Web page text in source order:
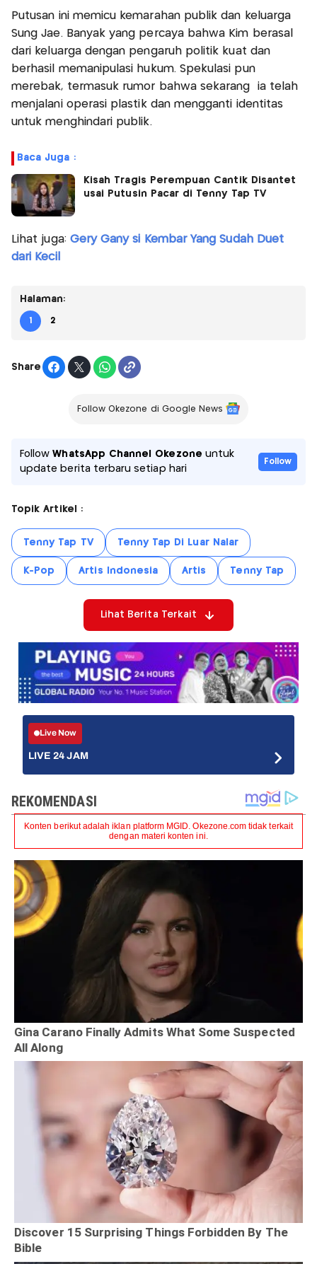
Putusan ini memicu kemarahan publik dan keluarga
Sung Jae. Banyak yang percaya bahwa Kim berasal
dari keluarga dengan pengaruh politik kuat dan
berhasil memanipulasi hukum. Spekulasi pun
merebak, termasuk rumor bahwa sekarang ia telah
menjalani operasi plastik dan mengganti identitas
untuk menghindari publik.
Baca Juga :
Kisah Tragis Perempuan Cantik Disantet
usai Putusin Pacar di Tenny Tap TV
Lihat juga: Gery Gany si Kembar Yang Sudah Duet
dari Kecil
Halaman:
1 2
Share
Follow Okezone di Google News
FollowWhatsApp Channel Okezone untuk
update berita terbaru setiap hari
Follow
Topik Artikel :
Tenny Tap TV Tenny Tap Di Luar Nalar
K-Pop Artis Indonesia Artis Tenny Tap
Lihat Berita Terkait
Live Now
LIVE 24 JAM